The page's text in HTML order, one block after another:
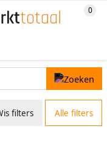
filters Alle filters